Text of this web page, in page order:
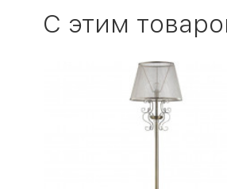
C этим